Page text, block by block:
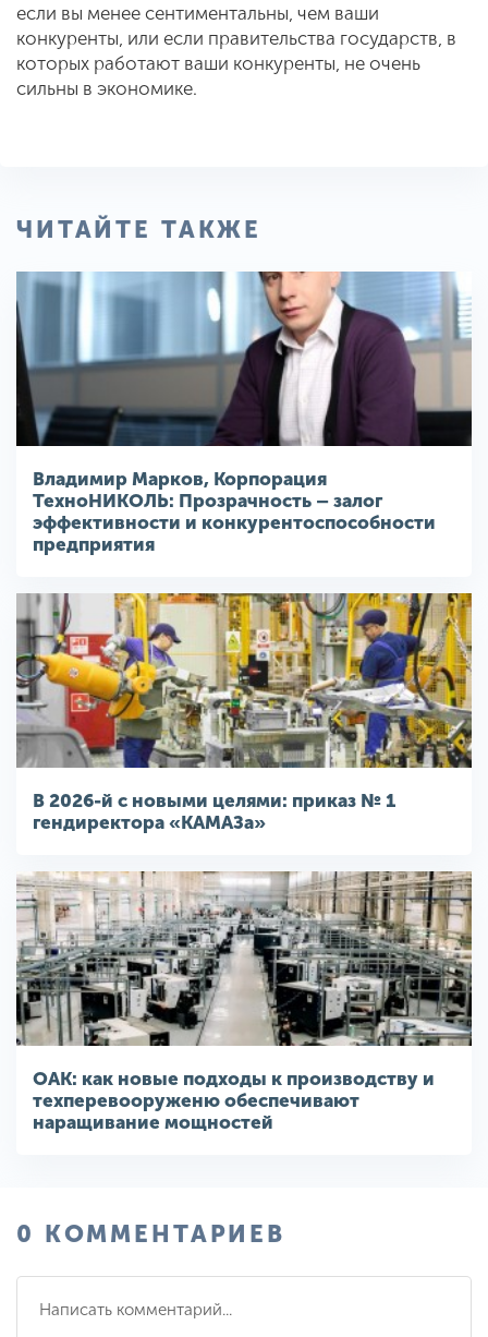
если вы менее сентиментальны, чем ваши
конкуренты, или если правительства государств, в
которых работают ваши конкуренты, не очень
сильны в экономике.
ЧИТАЙТЕ ТАКЖЕ
Владимир Марков, Корпорация
ТехноНИКОЛЬ: Прозрачность – залог
эффективности и конкурентоспособности
предприятия
В 2026-й с новыми целями: приказ № 1
гендиректора «КАМАЗа»
ОАК: как новые подходы к производству и
техперевооруженю обеспечивают
наращивание мощностей
0 КОММЕНТАРИЕВ